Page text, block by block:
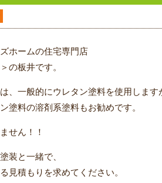
ホームの住宅専門店
の板井です。
、一般的にウレタン塗料を使用します
塗料の溶剤系塗料もお勧めです。
せん！！
装と一緒で、
見積もりを求めてください。